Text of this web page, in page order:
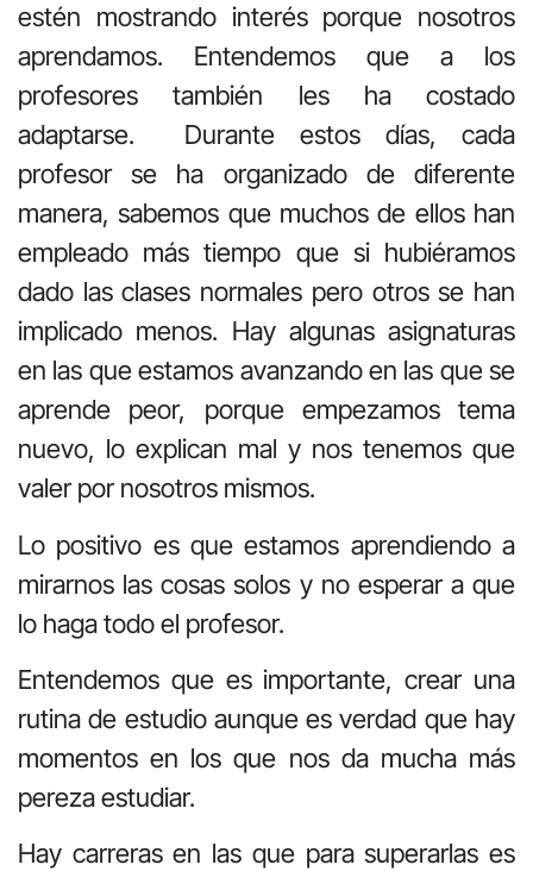
estén mostrando interés porque nosotros
aprendamos. Entendemos que a los
profesores también les ha costado
adaptarse. Durante estos días, cada
profesor se ha organizado de diferente
manera, sabemos que muchos de ellos han
empleado más tiempo que si hubiéramos
dado las clases normales pero otros se han
implicado menos. Hay algunas asignaturas
en las que estamos avanzando en las que se
aprende peor, porque empezamos tema
nuevo, lo explican mal y nos tenemos que
valer por nosotros mismos.
Lo positivo es que estamos aprendiendo a
mirarnos las cosas solos y no esperar a que
lo haga todo el profesor.
Entendemos que es importante, crear una
rutina de estudio aunque es verdad que hay
momentos en los que nos da mucha más
pereza estudiar.
Hay carreras en las que para superarlas es